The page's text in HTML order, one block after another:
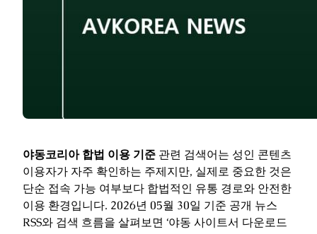
야동코리아 합법 이용 기준 관련 검색어는 성인 콘텐츠
이용자가 자주 확인하는 주제지만, 실제로 중요한 것은
단순 접속 가능 여부보다 합법적인 유통 경로와 안전한
이용 환경입니다. 2026년 05월 30일 기준 공개 뉴스
RSS와 검색 흐름을 살펴보면 ‘야동 사이트서 다운로드